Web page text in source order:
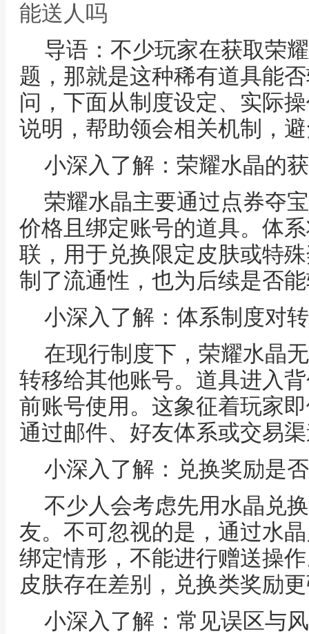
能送人吗
导语：不少玩家在获取荣
题，那就是这种稀有道具能
问，下面从制度设定、实际
说明，帮助领会相关机制，
小深入了解：荣耀水晶的
荣耀水晶主要通过点券夺
价格且绑定账号的道具。体
联，用于兑换限定皮肤或特
制了流通性，也为后续是否
小深入了解：体系制度对
在现行制度下，荣耀水晶
转移给其他账号。道具进入
前账号使用。这象征着玩家
通过邮件、好友体系或交易
小深入了解：兑换奖励是
不少人会考虑先用水晶兑
友。不可忽视的是，通过水
绑定情形，不能进行赠送操
皮肤存在差别，兑换类奖励
小深入了解：常见误区与